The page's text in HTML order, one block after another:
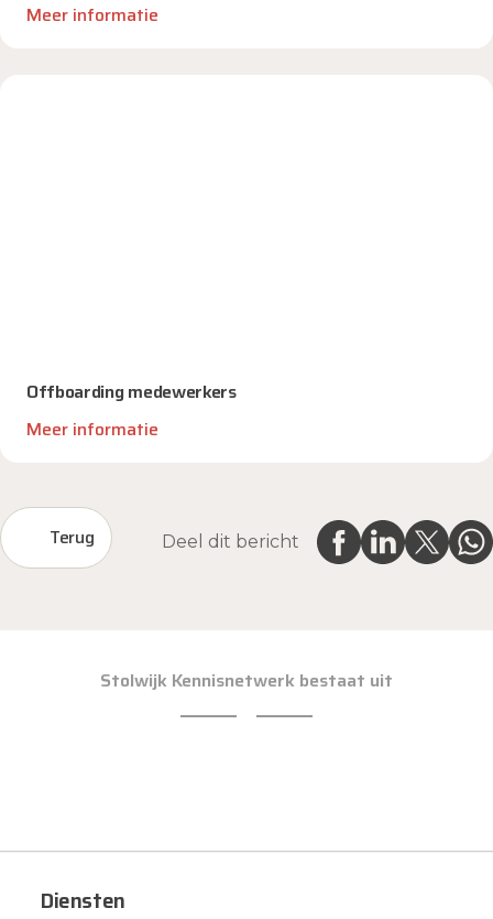
Meer informatie
Offboarding medewerkers
Meer informatie
Terug Deel dit bericht
Stolwijk Kennisnetwerk bestaat uit
Diensten